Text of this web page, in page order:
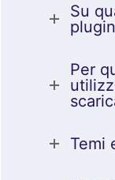
Su
Per
Temi